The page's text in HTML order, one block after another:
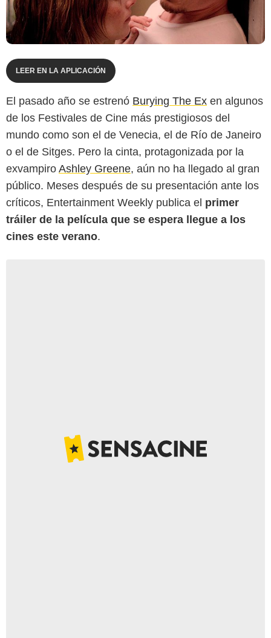
LEER EN LA APLICACIÓN
El pasado año se estrenó Burying The Ex en algunos
de los Festivales de Cine más prestigiosos del
mundo como son el de Venecia, el de Río de Janeiro
o el de Sitges. Pero la cinta, protagonizada por la
exvampiro Ashley Greene, aún no ha llegado al gran
público. Meses después de su presentación ante los
críticos, Entertainment Weekly publica el primer
tráiler de la película que se espera llegue a los
cines este verano.